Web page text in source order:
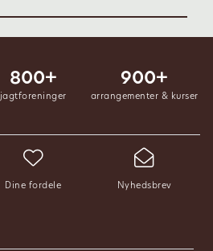
Dine fordele Nyhedsbrev
800+
jagtforeninger
900+
arrangementer & kurser